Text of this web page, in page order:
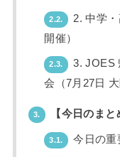
2.2.
2. 中学
開催）
2.3.
3. JOES
会（7月27日
3. 【今日のまと
3.1. 今日の重